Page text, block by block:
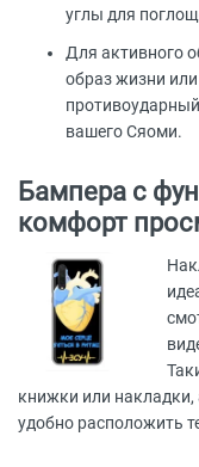
углы для
Для активного
образ жизни или
вашего Сяоми.
Бампера с
комфорт
книжки или накладки,
удобно расположить